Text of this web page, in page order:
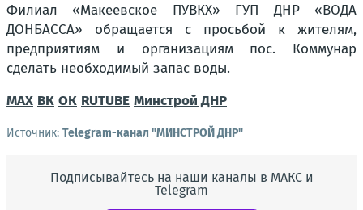
Филиал «Макеевское ПУВКХ» ГУП ДНР «ВОДА
ДОНБАССА» обращается с просьбой к жителям,
предприятиям и организациям пос. Коммунар
сделать необходимый запас воды.
MAX ВК ОК RUTUBE Минстрой ДНР
Источник: Telegram-канал "МИНСТРОЙ ДНР"
Подписывайтесь на наши каналы в МАКС и
Telegram